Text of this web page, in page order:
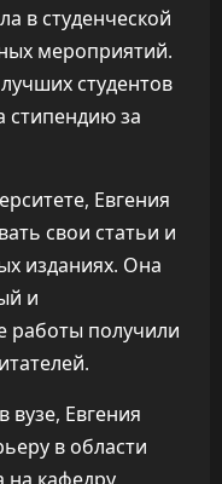
в студенческой
мероприятий.
студентов
стипендию за
Евгения
свои статьи и
изданиях. Она
и
работы получили
Евгения
в области